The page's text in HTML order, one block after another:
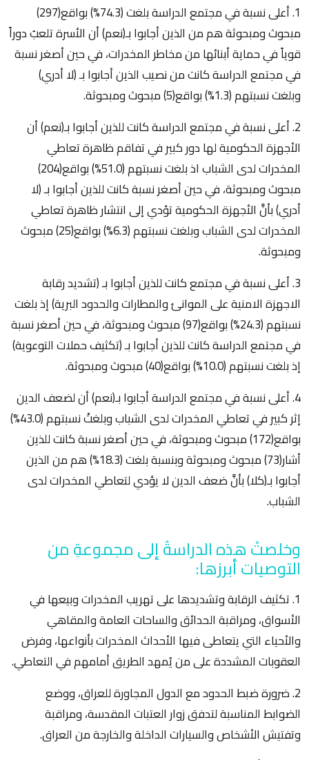
1. أعلى نسبة في مجتمع الدراسة بلغت (74.3%) بواقع(297)
مبحوث ومبحوثة هم من الذين أجابوا بـ(نعم) أن الأسرة تلعبُ دوراً
قوياً في حماية أبنائها من مخاطر المخدرات، في حين أصغر نسبة
في مجتمع الدراسة كانت من نصيب الذين أجابوا بـ (لا أدري)
وبلغت نسبتهم (1.3%) بواقع(5) مبحوث ومبحوثة.
2. أعلى نسبة في مجتمع الدراسة كانت للذين أجابوا بـ(نعم) أن
الأجهزة الحكومية لها دور كبير في تفاقم ظاهرة تعاطي
المخدرات لدى الشباب اذ بلغت نسبتهم (51.0%) بواقع(204)
مبحوث ومبحوثة، في حين أصغر نسبة كانت للذين أجابوا بـ (لا
أدري) بأنَّ الأجهزة الحكومية تؤدي إلى انتشار ظاهرة تعاطي
المخدرات لدى الشباب وبلغت نسبتهم (6.3%) بواقع(25) مبحوث
ومبحوثة.
3. أعلى نسبة في مجتمع كانت للذين أجابوا بـ (تشديد رقابة
الاجهزة الامنية على الموانئ والمطارات والحدود البرية) إذ بلغت
نسبتهم (24.3%) بواقع(97) مبحوث ومبحوثة، في حين أصغر نسبة
في مجتمع الدراسة كانت للذين أجابوا بـ (تكثيف حملات التوعوية)
إذ بلغت نسبتهم (10.0%) بواقع(40) مبحوث ومبحوثة.
4. أعلى نسبة في مجتمع الدراسة أجابوا بـ(نعم) أن لضعف الدين
إثر كبير في تعاطي المخدرات لدى الشباب وبلغتْ نسبتهم (43.0%)
بواقع(172) مبحوث ومبحوثة، في حين أصغر نسبة كانت للذين
أشار(73) مبحوث ومبحوثة وبنسبة بلغت (18.3%) هم من الذين
أجابوا بـ(كلا) بأنَّ ضعف الدين لا يؤدي لتعاطي المخدرات لدى
الشباب.
وخلصتْ هذه الدراسةُ إلى مجموعةِ من
التوصيات أبرزها:
1. تكثيف الرقابة وتشديدها على تهريب المخدرات وبيعها في
الأسواق، ومراقبة الحدائق والساحات العامة والمقاهي
والأحياء التي يتعاطى فيها الأحداث المخدرات بأنواعها، وفرض
العقوبات المشددة على من يُمهد الطريق أمامهم في التعاطي.
2. ضرورة ضبط الحدود مع الدول المجاورة للعراق، ووضع
الضوابط المناسبة لتدفق زوار العتبات المقدسة، ومراقبة
وتفتيش الأشخاص والسيارات الداخلة والخارجة من العراق.